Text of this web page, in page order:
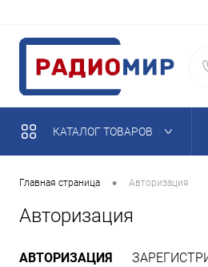
КАТАЛОГ ТОВАРОВ
Главная страница • Авторизация
Авторизация
АВТОРИЗАЦИЯ